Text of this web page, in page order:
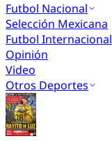
Futbol Nacional
Selección Mexicana
Futbol Internacional
Opinión
Video
Otros Deportes